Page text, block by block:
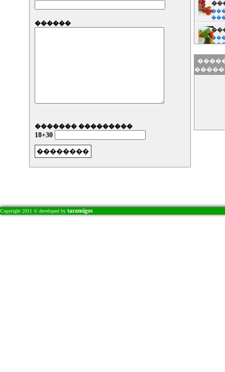
������
������� ���������
18+30
Copyright 2011 © developed by taramigos